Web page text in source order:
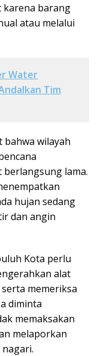
karena barang
atau melalui
Water
Tim
bahwa wilayah
lama.
hujan sedang
dan angin
Kota perlu
alat
memeriksa
diminta
memaksakan
melaporkan